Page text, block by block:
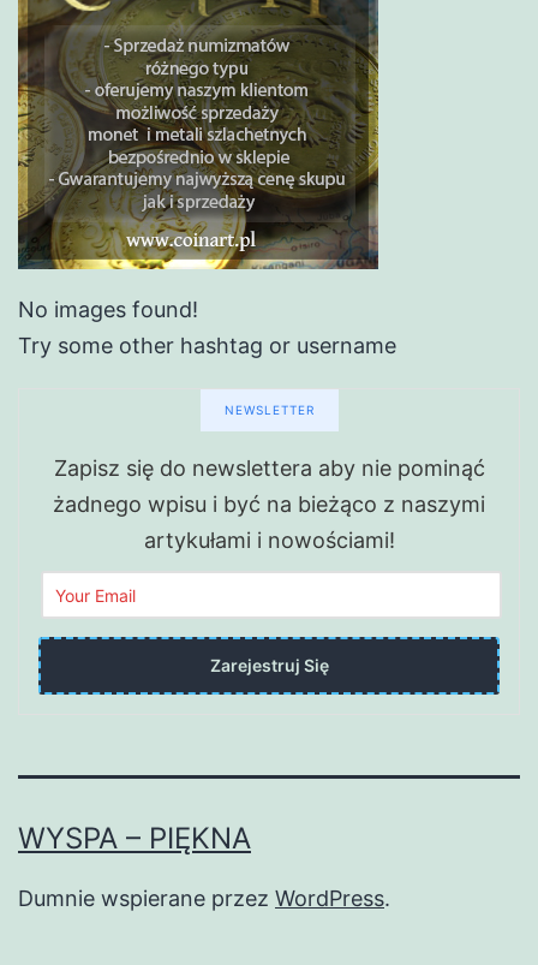
No images found!
Try some other hashtag or username
NEWSLETTER
Zapisz się do newslettera aby nie pominąć
żadnego wpisu i być na bieżąco z naszymi
artykułami i nowościami!
WYSPA – PIĘKNA
Dumnie wspierane przez WordPress.